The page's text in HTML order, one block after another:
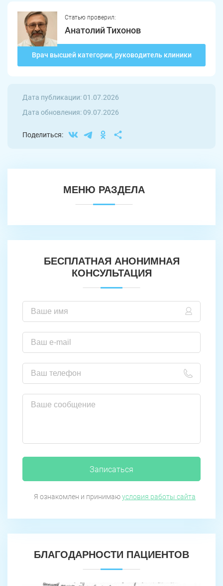
Статью проверил:
Анатолий Тихонов
Врач высшей категории, руководитель клиники
Дата публикации: 01.07.2026
Дата обновления: 09.07.2026
Поделиться:
МЕНЮ РАЗДЕЛА
БЕСПЛАТНАЯ АНОНИМНАЯ
КОНСУЛЬТАЦИЯ
Записаться
Я ознакомлен и принимаюусловия работы сайта
БЛАГОДАРНОСТИ ПАЦИЕНТОВ
Коркино
Южноуральск
Чебаркуль Снежинск
Копейск